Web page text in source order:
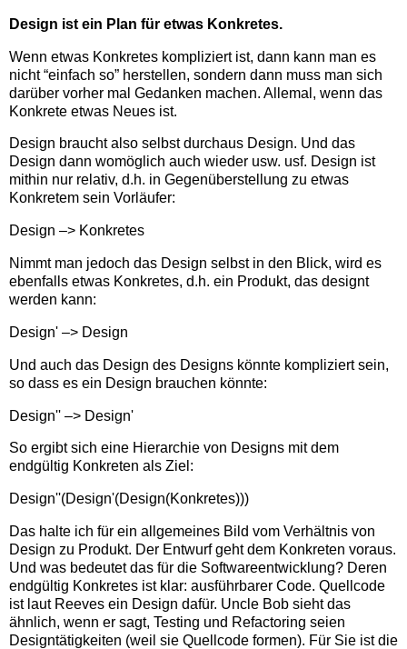
Design ist ein Plan für etwas Konkretes.
Wenn etwas Konkretes kompliziert ist, dann kann man es
nicht “einfach so” herstellen, sondern dann muss man sich
darüber vorher mal Gedanken machen. Allemal, wenn das
Konkrete etwas Neues ist.
Design braucht also selbst durchaus Design. Und das
Design dann womöglich auch wieder usw. usf. Design ist
mithin nur relativ, d.h. in Gegenüberstellung zu etwas
Konkretem sein Vorläufer:
Design –> Konkretes
Nimmt man jedoch das Design selbst in den Blick, wird es
ebenfalls etwas Konkretes, d.h. ein Produkt, das designt
werden kann:
Design' –> Design
Und auch das Design des Designs könnte kompliziert sein,
so dass es ein Design brauchen könnte:
Design'' –> Design'
So ergibt sich eine Hierarchie von Designs mit dem
endgültig Konkreten als Ziel:
Design''(Design'(Design(Konkretes)))
Das halte ich für ein allgemeines Bild vom Verhältnis von
Design zu Produkt. Der Entwurf geht dem Konkreten voraus.
Und was bedeutet das für die Softwareentwicklung? Deren
endgültig Konkretes ist klar: ausführbarer Code. Quellcode
ist laut Reeves ein Design dafür. Uncle Bob sieht das
ähnlich, wenn er sagt, Testing und Refactoring seien
Designtätigkeiten (weil sie Quellcode formen). Für Sie ist die